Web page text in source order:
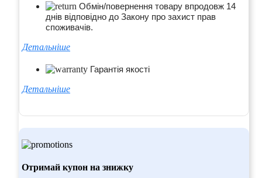
Обмін/повернення товару впродовж 14
днів відповідно до Закону про захист прав
споживачів.
Детальніше
Гарантія якості
Детальніше
Отримай купон на знижку